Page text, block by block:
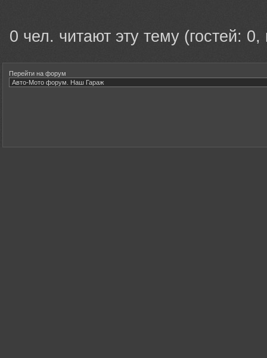
0 чел. читают эту тему (гостей:
Перейти на форум